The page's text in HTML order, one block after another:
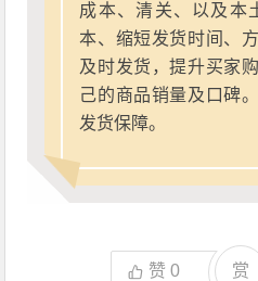
成本、清关、以及本
本、缩短发货时间、
及时发货，提升买家
己的商品销量及口碑
发货保障。
赞0 赏